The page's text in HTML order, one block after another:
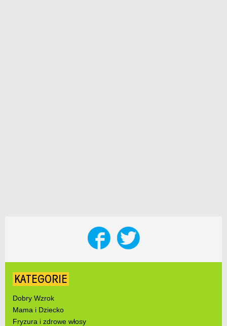
KATEGORIE
Dobry Wzrok
Mama i Dziecko
Fryzura i zdrowe włosy